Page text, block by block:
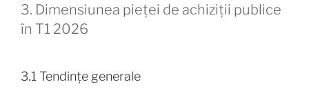
3. Dimensiunea pieței de achiziții publice
în T1 2026
3.1 Tendințe generale